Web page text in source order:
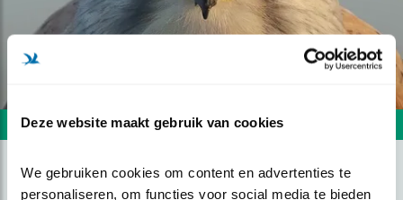
Deze website maakt gebruik van cookies
We gebruiken cookies om content en advertenties te
personaliseren, om functies voor social media te bieden
Volgende foto